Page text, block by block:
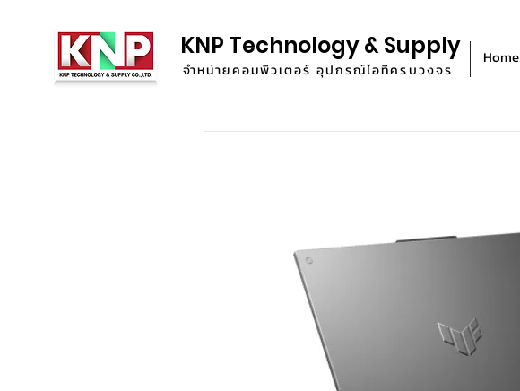
KNP Technology & Supply
จำหน่ายคอมพิวเตอร์ อุปกรณ์ไอทีครบวงจร
Home